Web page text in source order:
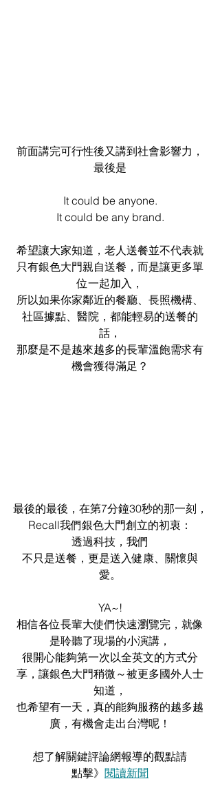
前面講完可行性後又講到社會影響力，
最後是
It could be anyone.
It could be any brand.
希望讓大家知道，老人送餐並不代表就
只有銀色大門親自送餐，而是讓更多單
位一起加入，
所以如果你家鄰近的餐廳、長照機構、
社區據點、醫院，都能輕易的送餐的
話，
那麼是不是越來越多的長輩溫飽需求有
機會獲得滿足？
最後的最後，在第7分鐘30秒的那一刻，
Recall我們銀色大門創立的初衷：
透過科技，我們
不只是送餐，更是送入健康、關懷與
愛。
YA~!
相信各位長輩大使們快速瀏覽完，就像
是聆聽了現場的小演講，
很開心能夠第一次以全英文的方式分
享，讓銀色大門稍微～被更多國外人士
知道，
也希望有一天，真的能夠服務的越多越
廣，有機會走出台灣呢！
想了解關鍵評論網報導的觀點請
點擊》 閱讀新聞